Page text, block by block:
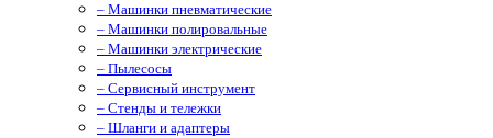
– Машинки пневматические
– Машинки полировальные
– Машинки электрические
– Пылесосы
– Сервисный инструмент
– Стенды и тележки
– Шланги и адаптеры